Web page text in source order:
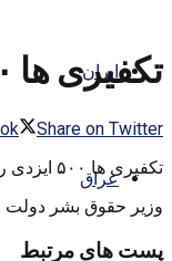
ایران
عراق
تکفیری ها ۵۰۰ ایزدی را قتل عام کرد
Share on Twitter
تکفیری ها ۵۰۰ ایزدی را قتل عام کرد
وزیر حقوق بشر دولت عراق روز یکشنبه اعلام کرد که
پست های مرتبط